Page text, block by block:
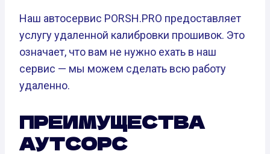
Наш автосервис PORSH.PRO предоставляет
услугу удаленной калибровки прошивок. Это
означает, что вам не нужно ехать в наш
сервис — мы можем сделать всю работу
удаленно.
ПРЕИМУЩЕСТВА
АУТСОРС